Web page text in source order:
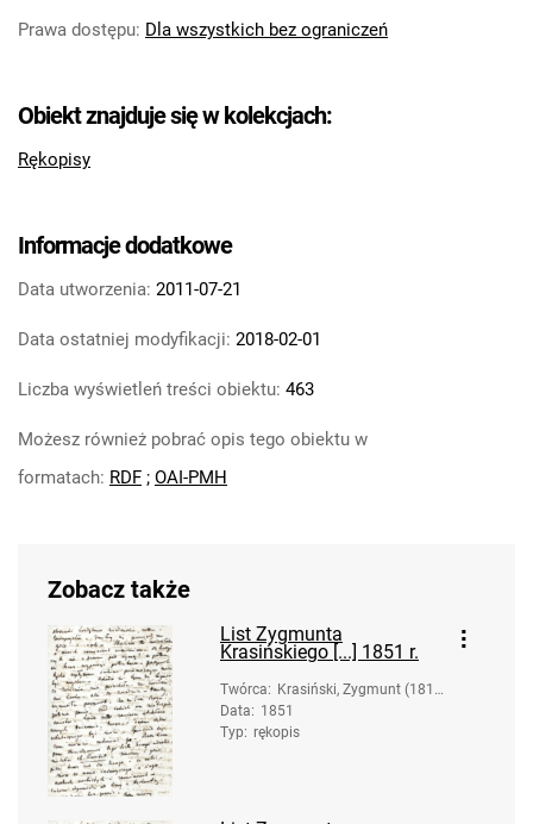
Prawa dostępu: Dla wszystkich bez ograniczeń
Obiekt znajduje się w kolekcjach:
Rękopisy
Informacje dodatkowe
Data utworzenia: 2011-07-21
Data ostatniej modyfikacji: 2018-02-01
Liczba wyświetleń treści obiektu: 463
Możesz również pobrać opis tego obiektu w
formatach: RDF ; OAI-PMH
Zobacz także
List Zygmunta
Krasińskiego [...] 1851 r.
Twórca: Krasiński, Zygmunt (1812
-1859)
Data: 1851
Typ: rękopis